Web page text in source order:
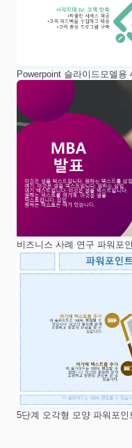
Powerpoint 슬라이드모델용
비즈니스 사례 연구 파워포
5단계 오각형 모양 파워포인